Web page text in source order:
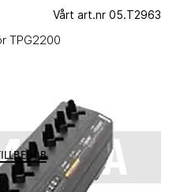
Vårt art.nr 05.T2963
TPG2200